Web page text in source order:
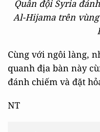
Quân đội Syria
Al-Hijama trên
Cùng với ngôi làng,
quanh địa bàn này
đánh chiếm và đặt
NT